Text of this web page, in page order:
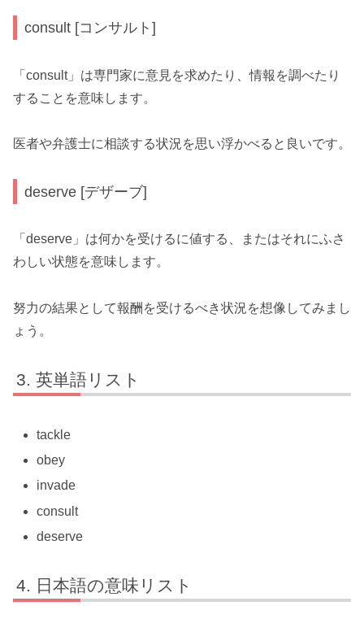
consult [コンサルト]
「consult」は専門家に意見を求めたり、情報を調べたり
することを意味します。
医者や弁護士に相談する状況を思い浮かべると良いです。
deserve [デザーブ]
「deserve」は何かを受けるに値する、またはそれにふさ
わしい状態を意味します。
努力の結果として報酬を受けるべき状況を想像してみまし
ょう。
英単語リスト
tackle
obey
invade
consult
deserve
日本語の意味リスト